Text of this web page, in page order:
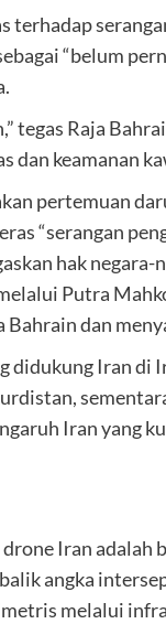
terhadap
“belum
tegas Raja
dan keamanan
pertemuan
“serangan
hak
Putra
Bahrain dan
didukung Iran di
Iran yang
Iran adalah
angka
melalui